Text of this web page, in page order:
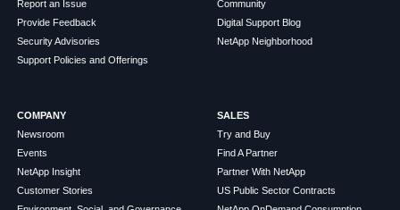
Report an Issue
Provide Feedback
Security Advisories
Support Policies and Offerings
Community
Digital Support Blog
NetApp Neighborhood
COMPANY
Newsroom
Events
NetApp Insight
Customer Stories
SALES
Try and Buy
Find A Partner
Partner With NetApp
US Public Sector Contracts